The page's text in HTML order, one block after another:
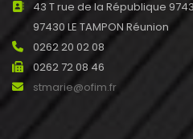
43 T rue de la République
97430 LE TAMPON Réunion
0262 20 02 08
0262 72 08 46
stmarie@ofim.fr